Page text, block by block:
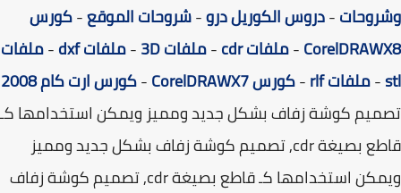
-دروس الكوريل درو-شروحات الموقع-كورس
-ملفات cdr -ملفات 3D -ملفات dxf -ملفات
-ملفات rlf -كورس CorelDRAWX7 -كورس ارت كام 2008
كوشة زفاف بشكل جديد ومميز ويمكن استخدامها كـ
قاطع بصيغة cdr, تصميم كوشة زفاف بشكل جديد ومميز
ويمكن استخدامها كـ قاطع بصيغة cdr, تصميم كوشة زفاف